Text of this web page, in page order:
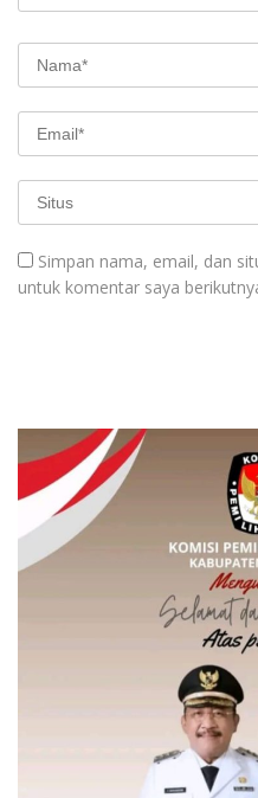
Simpan nama, email, dan
untuk komentar saya